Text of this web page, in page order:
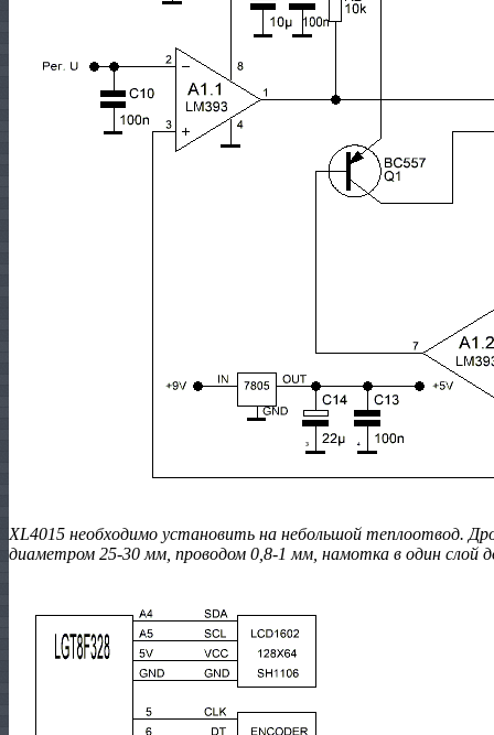
XL4015 необходимо установить на небольшой теплоотвод.
диаметром 25-30 мм, проводом 0,8-1 мм, намотка в один слой